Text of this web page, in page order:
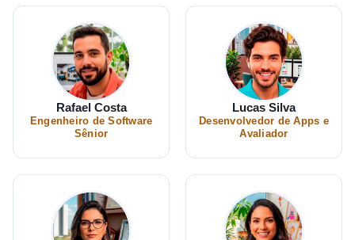
Rafael Costa
Engenheiro de Software
Sênior
Lucas Silva
Desenvolvedor de Apps e
Avaliador